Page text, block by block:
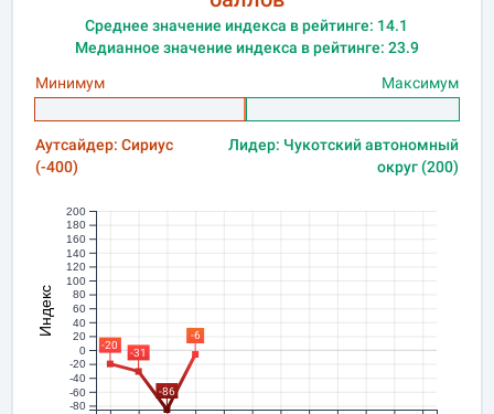
Среднее значение индекса в рейтинге: 14.1
Медианное значение индекса в рейтинге: 23.9
Минимум
Максимум
Аутсайдер: Сириус
(-400)
Лидер: Чукотский автономный
округ (200)
200
180
160
140
120
100
80
60
40
20
0
-20
-40
-60
-80
Индекс
-20
-31
-86
-6